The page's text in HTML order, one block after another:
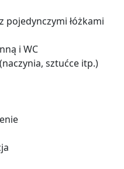
pojedynczymi łóżkami
i WC
sztućce itp.)